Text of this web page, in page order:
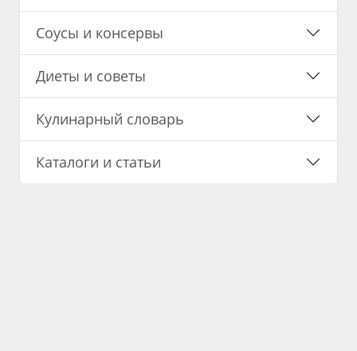
Соусы и консервы
Диеты и советы
Кулинарный словарь
Каталоги и статьи